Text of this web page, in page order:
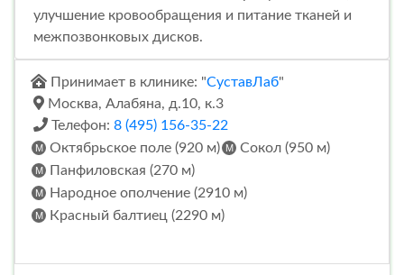
улучшение кровообращения и питание тканей и
межпозвонковых дисков.
Принимает в клинике: "СуставЛаб"
Москва, Алабяна, д.10, к.3
Телефон: 8 (495) 156-35-22
Октябрьское поле (920 м)
Сокол (950 м)
Панфиловская (270 м)
Народное ополчение (2910 м)
Красный балтиец (2290 м)